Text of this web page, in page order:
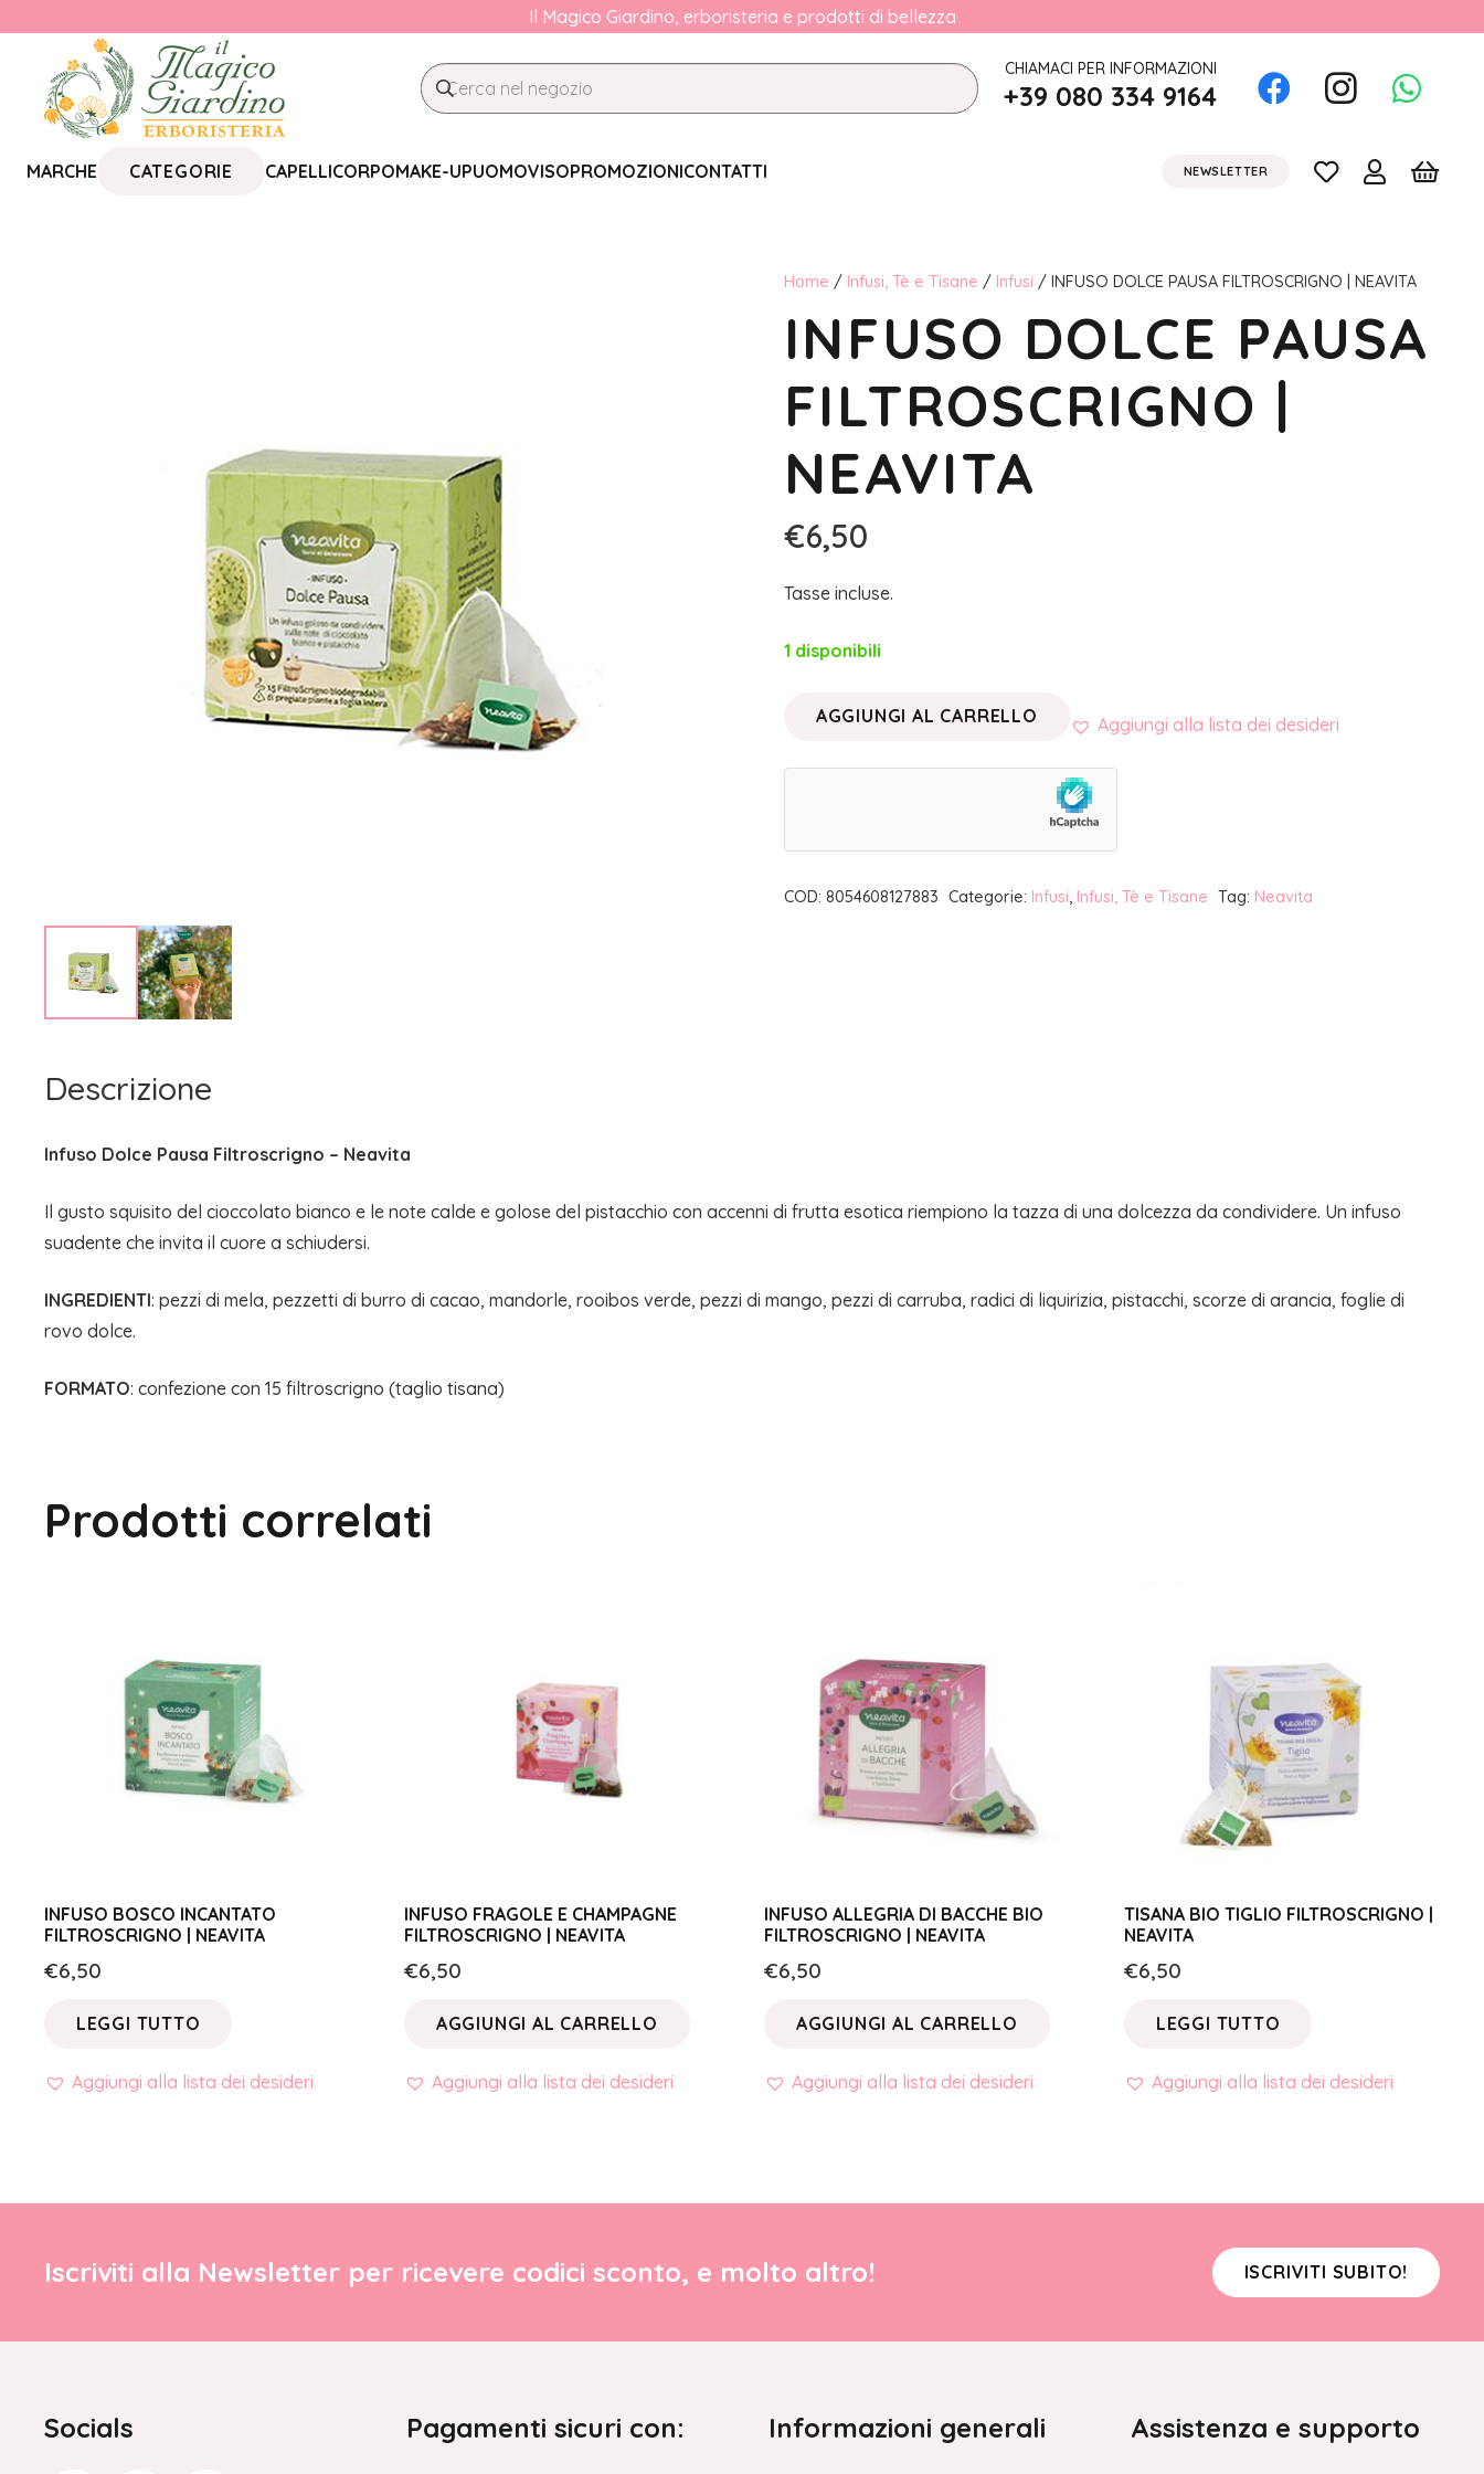
Il Magico Giardino, erboristeria e prodotti di bellezza
CHIAMACI PER INFORMAZIONI
+39 080 334 9164
MARCHE CATEGORIE CAPELLICORPOMAKE-UPUOMOVISOPROMOZIONICONTATTI NEWSLETTER
Home / Infusi, Tè e Tisane / Infusi / INFUSO DOLCE PAUSA FILTROSCRIGNO | NEAVITA
INFUSO DOLCE PAUSA
FILTROSCRIGNO |
NEAVITA
€6,50
Tasse incluse.
1 disponibili
|
NEAVITA
AGGIUNGI AL CARRELLO Aggiungi alla lista dei desideri
COD: 8054608127883 Categorie: Infusi, Infusi, Tè e Tisane Tag: Neavita
Descrizione
Infuso Dolce Pausa Filtroscrigno – Neavita
Il gusto squisito del cioccolato bianco e le note calde e golose del pistacchio con accenni di frutta esotica riempiono la tazza di una dolcezza da condividere. Un infuso
suadente che invita il cuore a schiudersi.
INGREDIENTI: pezzi di mela, pezzetti di burro di cacao, mandorle, rooibos verde, pezzi di mango, pezzi di carruba, radici di liquirizia, pistacchi, scorze di arancia, foglie di
rovo dolce.
FORMATO: confezione con 15 filtroscrigno (taglio tisana)
Prodotti correlati
INFUSO BOSCO INCANTATO
FILTROSCRIGNO | NEAVITA
€6,50
LEGGI TUTTO
Aggiungi alla lista dei desideri
INFUSO FRAGOLE E CHAMPAGNE
FILTROSCRIGNO | NEAVITA
€6,50
AGGIUNGI AL CARRELLO
Aggiungi alla lista dei desideri
INFUSO ALLEGRIA DI BACCHE BIO
FILTROSCRIGNO | NEAVITA
€6,50
AGGIUNGI AL CARRELLO
Aggiungi alla lista dei desideri
TISANA BIO TIGLIO FILTROSCRIGNO |
NEAVITA
€6,50
LEGGI TUTTO
Aggiungi alla lista dei desideri
Iscriviti alla Newsletter per ricevere codici sconto, e molto altro! ISCRIVITI SUBITO!
Socials Pagamenti sicuri con: Informazioni generali Assistenza e supporto